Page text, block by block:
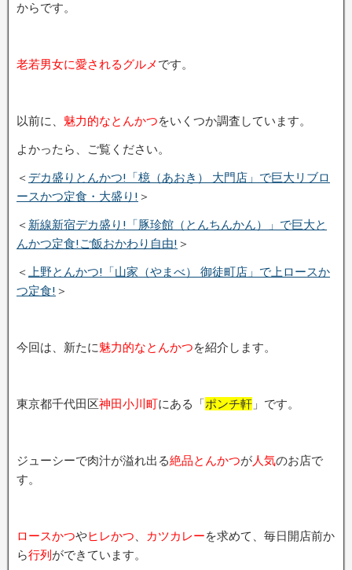
からです。
老若男女に愛されるグルメ です。
以前に、 魅力的なとんかつをいくつか調査しています。
よかったら、ご覧ください。
＜ デカ盛りとんかつ!「檍（あおき） 大門店」で巨大リブロ
ースかつ定食・大盛り! ＞
＜ 新線新宿デカ盛り!「豚珍館（とんちんかん）」で巨大と
んかつ定食!ご飯おかわり自由! ＞
＜ 上野とんかつ!「山家（やまべ） 御徒町店」で上ロースか
つ定食! ＞
今回は、新たに魅力的なとんかつを紹介します。
東京都千代田区神田小川町にある「ポンチ軒 」です。
ジューシーで肉汁が溢れ出る絶品とんかつが人気のお店で
す。
ロースかつやヒレかつ カツカレーを求めて、毎日開店前か
ら行列 ができています。